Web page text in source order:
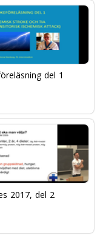
del 1
2017, del 2